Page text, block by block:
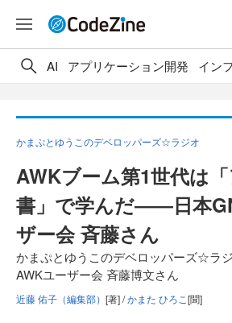
AI アプリケーション開発 イン
かまぷとゆうこのデベロッパーズ☆ラジオ
AWKブーム第1世代は
書」で学んだ――日本
ザー会 斉藤さん
かまぷとゆうこのデベロッパーズ☆ラ
AWKユーザー会 斉藤博文さん
近藤 佑子（編集部） [著] /かまた ひろこ[聞]